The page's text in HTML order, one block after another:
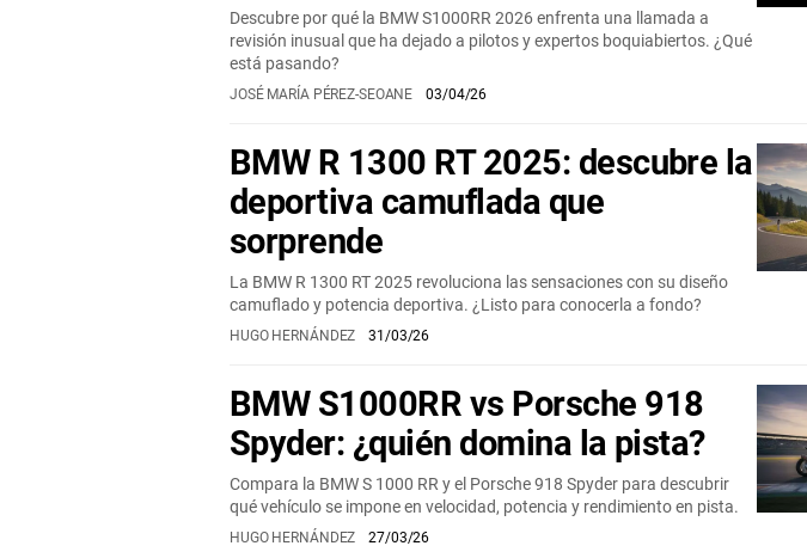
Descubre por qué la BMW S1000RR 2026 enfrenta una llamada a
revisión inusual que ha dejado a pilotos y expertos boquiabiertos. ¿Qué
está pasando?
JOSÉ MARÍA PÉREZ-SEOANE 03/04/26
BMW R 1300 RT 2025: descubre la
deportiva camuflada que
sorprende
La BMW R 1300 RT 2025 revoluciona las sensaciones con su diseño
camuflado y potencia deportiva. ¿Listo para conocerla a fondo?
HUGO HERNÁNDEZ 31/03/26
BMW S1000RR vs Porsche 918
Spyder: ¿quién domina la pista?
Compara la BMW S 1000 RR y el Porsche 918 Spyder para descubrir
qué vehículo se impone en velocidad, potencia y rendimiento en pista.
HUGO HERNÁNDEZ 27/03/26